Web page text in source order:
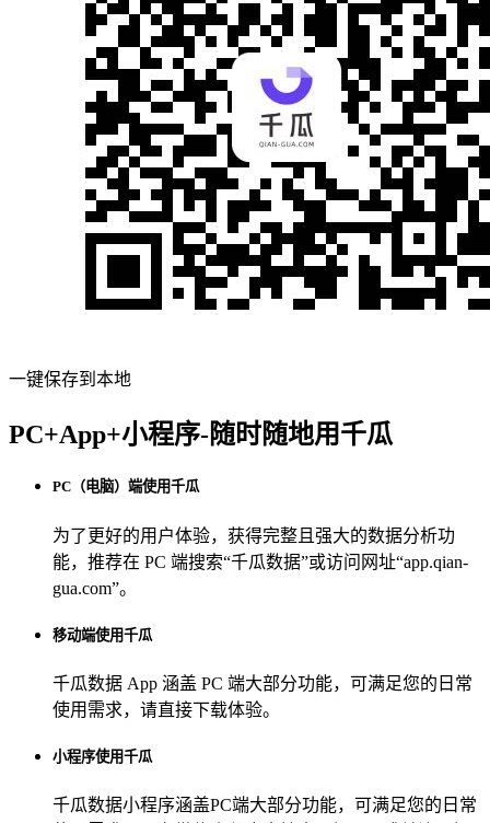
一键保存到本地
PC+App+小程序-随时随地用千瓜
PC（电脑）端使用千瓜
为了更好的用户体验，获得完整且强大的数据分析功
能，推荐在 PC 端搜索“千瓜数据”或访问网址“app.qian-
gua.com”。
移动端使用千瓜
千瓜数据 App 涵盖 PC 端大部分功能，可满足您的日常
使用需求，请直接下载体验。
小程序使用千瓜
千瓜数据小程序涵盖PC端大部分功能，可满足您的日常